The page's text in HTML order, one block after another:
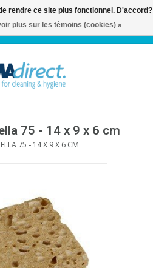
0 Articles
75 - 14 x 9 x 6 cm
75 - 14 X 9 X 6 CM
rendre ce site plus fonctionnel. D'accord?
plus sur les témoins (cookies) »